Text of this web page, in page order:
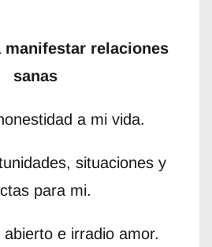
manifestar relaciones
sanas
a mi vida.
situaciones y
para mi.
e irradio amor.